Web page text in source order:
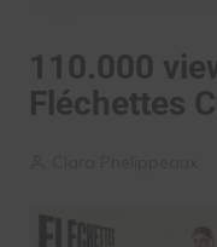
110.000
Fléchettes